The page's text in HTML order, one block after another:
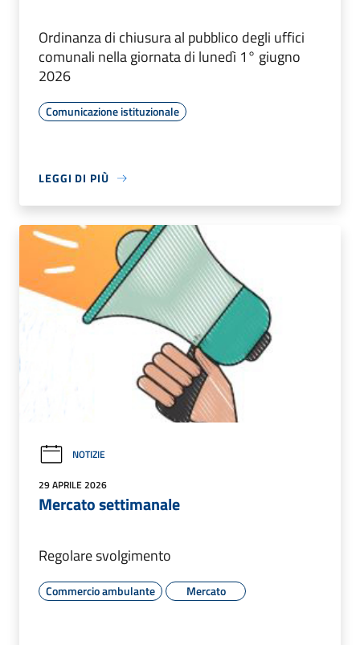
Ordinanza di chiusura al pubblico degli uffici
comunali nella giornata di lunedì 1° giugno
2026
Comunicazione istituzionale
LEGGI DI PIÙ
NOTIZIE
29 APRILE 2026
Mercato settimanale
Regolare svolgimento
Commercio ambulante Mercato